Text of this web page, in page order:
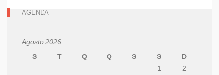
AGENDA
Agosto 2026
S
T Q Q S S
D
1
2